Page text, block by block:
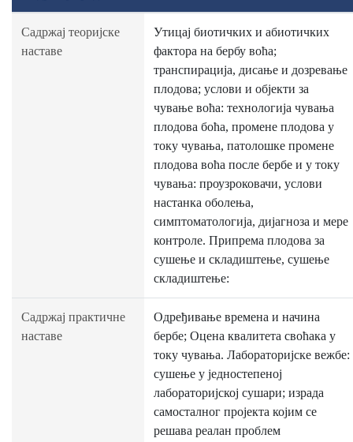
Садржај теоријске
наставе
Утицај биотичких и абиотичких
фактора на бербу воћа;
транспирација, дисање и дозревање
плодова; услови и објекти за
чување воћа: технологија чувања
плодова боћа, промене плодова у
току чувања, патолошке промене
плодова воћа после бербе и у току
чувања: проузроковачи, услови
настанка оболења,
симптоматологија, дијагноза и мере
контроле. Припрема плодова за
сушење и складиштење, сушење
складиштење:
Садржај практичне
наставе
Одређивање времена и начина
бербе; Оцена квалитета своћака у
току чувања. Лабораторијске вежбе:
сушење у једностепеној
лабораторијској сушари; израда
самосталног пројекта којим се
решава реалан проблем